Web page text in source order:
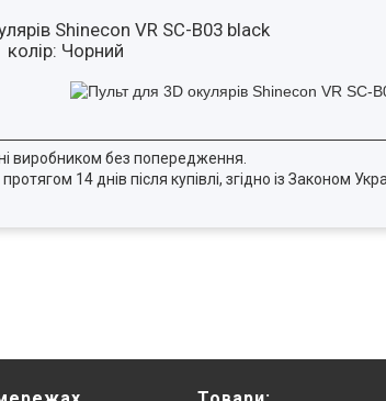
Shinecon VR SC-B03 black
колір: Чорний
виробником без попередження.
14 днів після купівлі, згідно із Законом